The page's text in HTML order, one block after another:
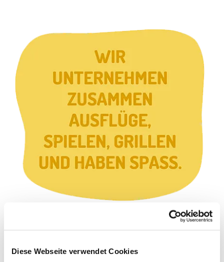
Diese Webseite verwendet Cookies
Anmeldung:
annika.woelfel@ev-rs.de